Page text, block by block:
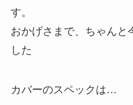
す。
おかげさまで、ちゃんと
した
カバーのスペックは…